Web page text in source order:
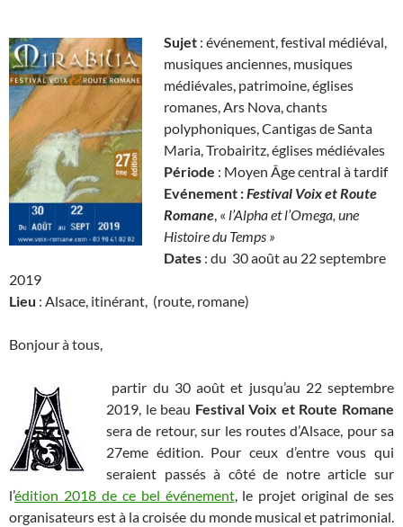
Sujet : événement, festival médiéval,
musiques anciennes, musiques
médiévales, patrimoine, églises
romanes, Ars Nova, chants
polyphoniques, Cantigas de Santa
Maria, Trobairitz, églises médiévales
Période : Moyen Âge central à tardif
Evénement :Festival Voix et Route
Romane, « l’Alpha et l’Omega, une
Histoire du Temps »
Dates : du 30 août au 22 septembre
2019
Lieu : Alsace, itinérant, (route, romane)
Bonjour à tous,
partir du 30 août et jusqu’au 22 septembre
2019, le beau Festival Voix et Route Romane
sera de retour, sur les routes d’Alsace, pour sa
27eme édition. Pour ceux d’entre vous qui
seraient passés à côté de notre article sur
l’édition 2018 de ce bel événement, le projet original de ses
organisateurs est à la croisée du monde musical et patrimonial.